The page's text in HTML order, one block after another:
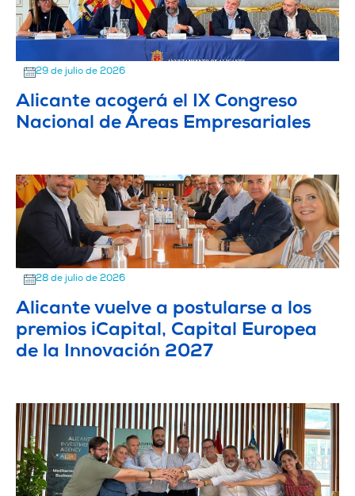
29 de julio de 2026
Alicante acogerá el IX Congreso
Nacional de Áreas Empresariales
28 de julio de 2026
Alicante vuelve a postularse a los
premios iCapital, Capital Europea
de la Innovación 2027